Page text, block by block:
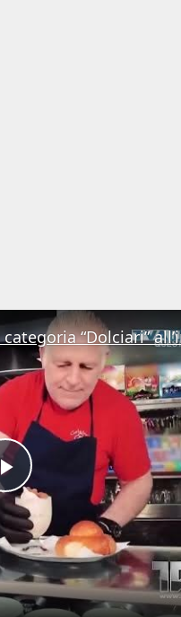
Play
Video